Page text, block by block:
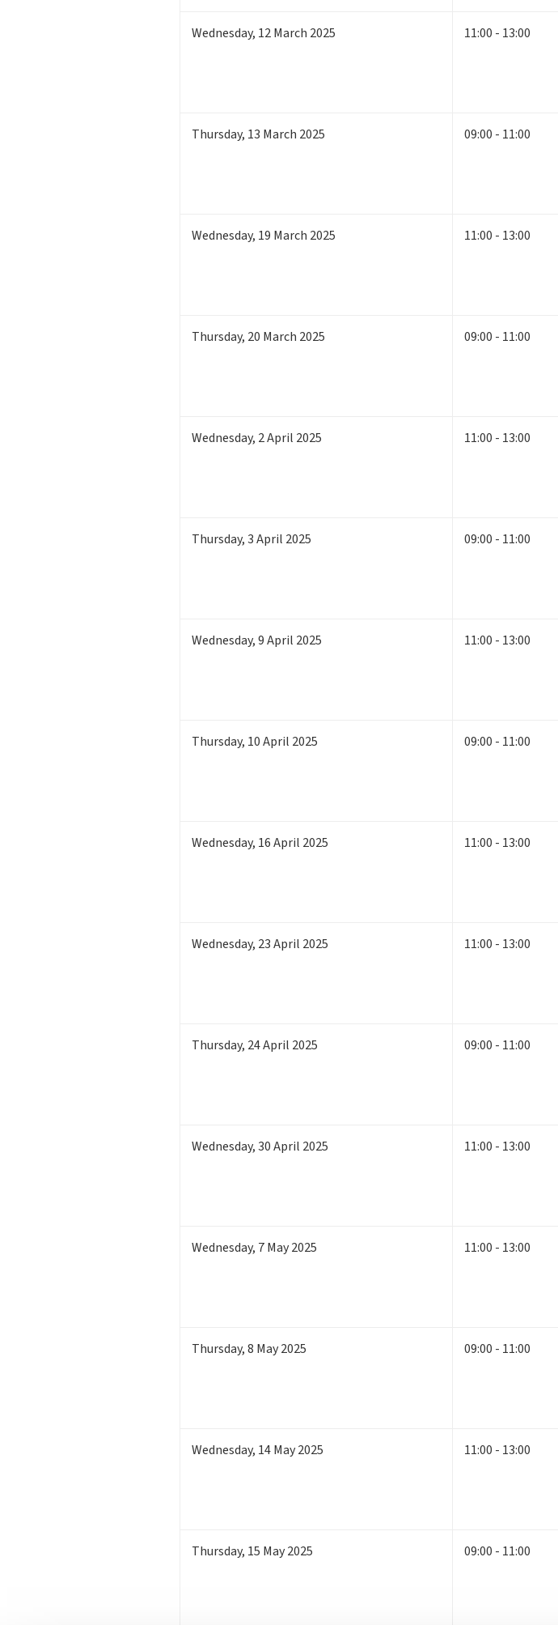
Wednesday, 12March 2025 11:00 - 13:00
Thursday, 13 March 2025 09:00 - 11:00
Wednesday, 19 March 2025 11:00 - 13:00
Thursday, 20 March 2025 09:00 - 11:00
Wednesday, 2April 2025 11:00 - 13:00
Thursday,3April 2025 09:00 - 11:00
Wednesday,9April 2025 11:00 - 13:00
Thursday, 10April 2025 09:00 - 11:00
Wednesday, 16April 2025 11:00 - 13:00
Wednesday, 23April 2025 11:00 - 13:00
Thursday, 24April 2025 09:00 - 11:00
Wednesday,30April 2025 11:00 - 13:00
Wednesday, 7May 2025 11:00 - 13:00
Thursday,8 May 2025 09:00 - 11:00
Wednesday, 14May 2025 11:00 - 13:00
Thursday, 15 May 2025 09:00 - 11:00